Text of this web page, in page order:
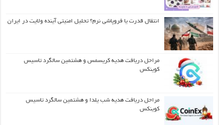
انتقال قدرت یا فروپاشی نرم؟ تحلیل امنیتی آینده ولایت در ایران
مراحل دریافت هدیه کریسمس و هشتمین سالگرد تاسیس
کوینکس
مراحل دریافت هدیه شب یلدا و هشتمین سالگرد تاسیس
کوینکس